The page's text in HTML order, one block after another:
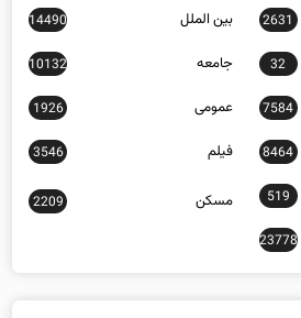
32 جامعه 10132
7584 عمومی 1926
8464 فیلم 3546
519
2209
23778